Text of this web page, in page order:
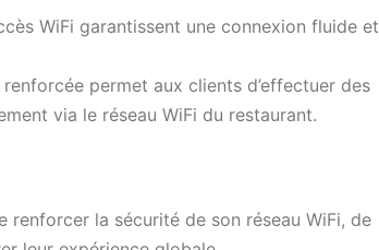
WiFi garantissent une connexion fluide et
permet aux clients d’effectuer des
via le réseau WiFi du restaurant.
la sécurité de son réseau WiFi, de